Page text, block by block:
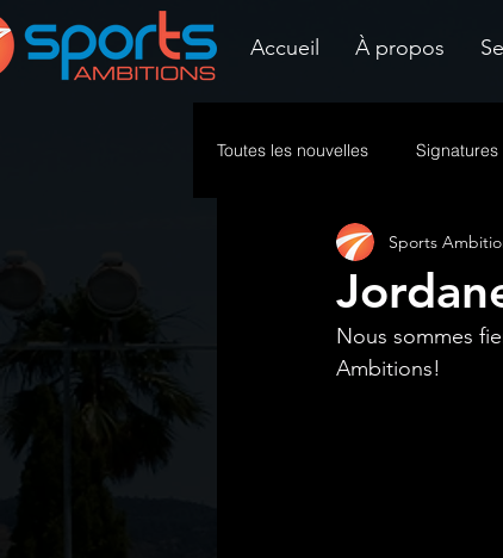
Accueil À propos
Toutes les nouvelles Signatures
Sports
Nous sommes
Ambitions!